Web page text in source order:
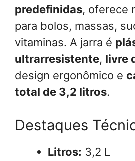
predefinidas, oferece
para bolos, massas,
vitaminas. A jarra é
ultrarresistente, livre
design ergonômico e
total de 3,2 litros.
Destaques
Litros: 3,2 L